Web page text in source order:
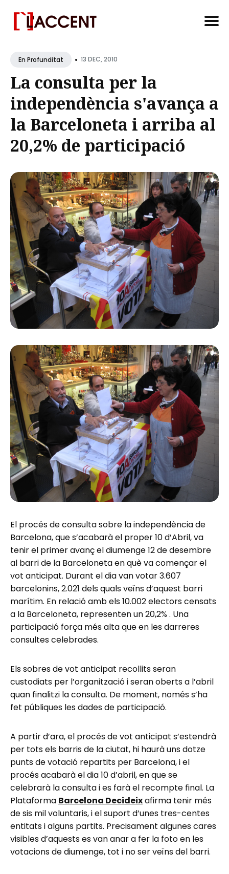
forEn Profunditat • 13 DEC, 2010
La consulta per la
independència s'avança a
la Barceloneta i arriba al
20,2% de participació
El procés de consulta sobre la independència de
Barcelona, que s’acabarà el proper 10 d’Abril, va
tenir el primer avanç el diumenge 12 de desembre
al barri de la Barceloneta en què va començar el
vot anticipat. Durant el dia van votar 3.607
barcelonins, 2.021 dels quals veïns d’aquest barri
marítim. En relació amb els 10.002 electors censats
a la Barceloneta, representen un 20,2% . Una
participació força més alta que en les darreres
consultes celebrades.
Els sobres de vot anticipat recollits seran
custodiats per l’organització i seran oberts a l’abril
quan finalitzi la consulta. De moment, només s’ha
fet públiques les dades de participació.
A partir d’ara, el procés de vot anticipat s’estendrà
per tots els barris de la ciutat, hi haurà uns dotze
punts de votació repartits per Barcelona, i el
procés acabarà el dia 10 d’abril, en que se
celebrarà la consulta i es farà el recompte final. La
Plataforma Barcelona Decideixafirma tenir més
de sis mil voluntaris, i el suport d’unes tres-centes
entitats i alguns partits. Precisament algunes cares
visibles d’aquests es van anar a fer la foto en les
votacions de diumenge, tot i no ser veïns del barri.